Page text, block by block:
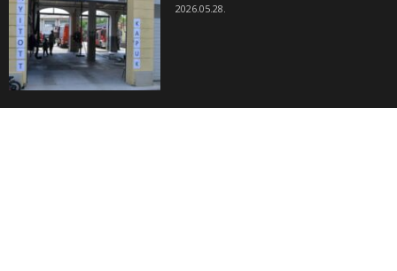
2026.05.28.